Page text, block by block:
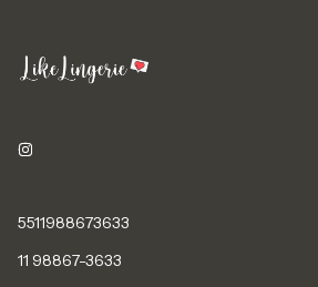
5511988673633
11 98867-3633